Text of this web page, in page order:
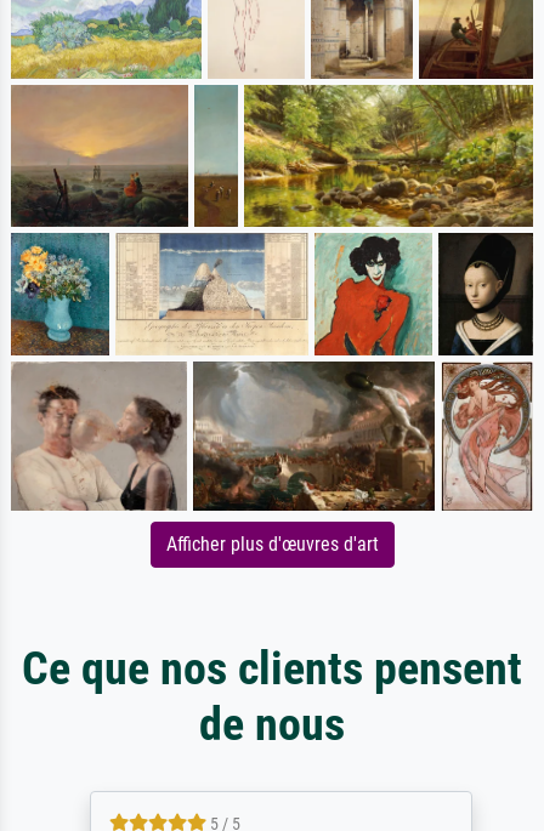
Afficher plus d'œuvres d'art
Ce que nos clients pensent
de nous
5 / 5